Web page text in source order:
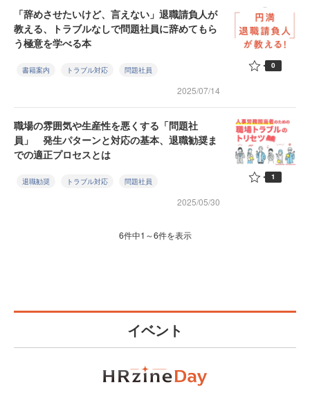
「辞めさせたいけど、言えない」退職請負人が
教える、トラブルなしで問題社員に辞めてもら
う極意を学べる本
書籍案内 トラブル対応 問題社員
2025/07/14
0
職場の雰囲気や生産性を悪くする「問題社
員」 発生パターンと対応の基本、退職勧奨ま
での適正プロセスとは
退職勧奨 トラブル対応 問題社員
2025/05/30
1
6件中1～6件を表示
イベント